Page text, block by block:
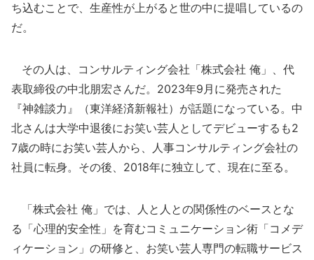
ち込むことで、生産性が上がると世の中に提唱しているの
だ。
その人は、コンサルティング会社「株式会社 俺」、代
表取締役の中北朋宏さんだ。2023年9月に発売された
『神雑談力』（東洋経済新報社）が話題になっている。中
北さんは大学中退後にお笑い芸人としてデビューするも2
7歳の時にお笑い芸人から、人事コンサルティング会社の
社員に転身。その後、2018年に独立して、現在に至る。
「株式会社 俺」では、人と人との関係性のベースとな
る「心理的安全性」を育むコミュニケーション術「コメデ
ィケーション」の研修と、お笑い芸人専門の転職サービス